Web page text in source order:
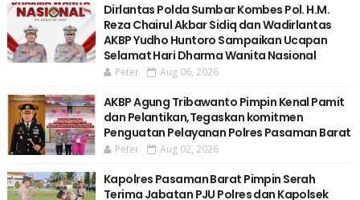
Dirlantas Polda Sumbar Kombes Pol. H.M.
Reza Chairul Akbar Sidiq dan Wadirlantas
AKBP Yudho Huntoro Sampaikan Ucapan
Selamat Hari Dharma Wanita Nasional
Peter Aug 06, 2026
AKBP Agung Tribawanto Pimpin Kenal Pamit
dan Pelantikan,Tegaskan komitmen
Penguatan Pelayanan Polres Pasaman Barat
Peter Aug 02, 2026
Kapolres Pasaman Barat Pimpin Serah
Terima Jabatan PJU Polres dan Kapolsek